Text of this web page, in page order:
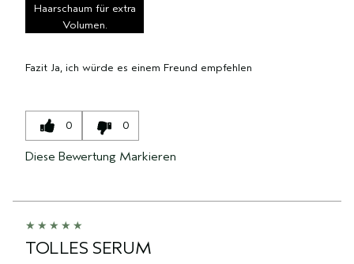
Haarschaum für extra
Volumen.
Fazit Ja, ich würde es einem Freund empfehlen
0 0
Diese Bewertung Markieren
TOLLES SERUM